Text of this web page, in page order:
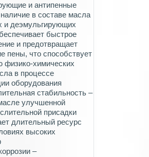
и антипенные
в составе масла
и деэмульгирующих
быстрое
и предотвращает
пены, что способствует
физико-химических
в процессе
оборудования
стабильность –
улучшенной
присадки
длительный ресурс
высоких
–